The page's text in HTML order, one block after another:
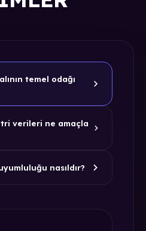
temel odağı
verileri ne amaçla
nasıldır?